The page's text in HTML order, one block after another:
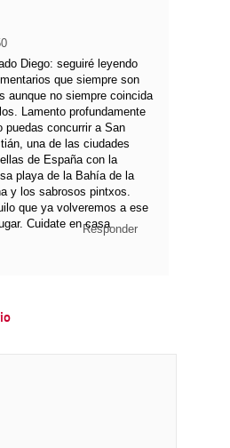
Diego: seguiré leyendo
que siempre son
aunque no siempre coincida
Lamento profundamente
puedas concurrir a San
una de las ciudades
de España con la
playa de la Bahía de la
y los sabrosos pintxos.
que ya volveremos a ese
Cuidate en casaResponder